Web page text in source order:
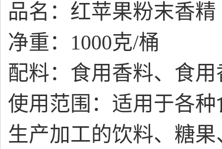
品名：红苹果粉末香精
净重：1000克/桶
配料：食用香料、食
使用范围：适用于各
生产加工的饮料、糖